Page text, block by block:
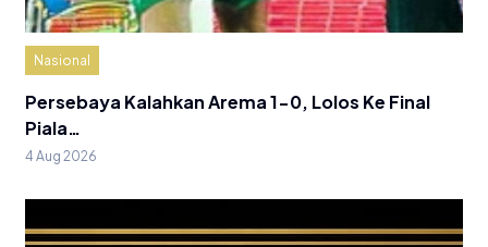
Nasional
Persebaya Kalahkan Arema 1-0, Lolos Ke Final
Piala…
4 Aug 2026